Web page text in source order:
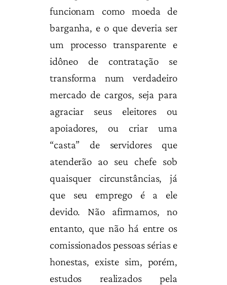
funcionam como moeda de
barganha, e o que deveria ser
um processo transparente e
idôneo de contratação se
transforma num verdadeiro
mercado de cargos, seja para
agraciar seus eleitores ou
apoiadores, ou criar uma
“casta” de servidores que
atenderão ao seu chefe sob
quaisquer circunstâncias, já
que seu emprego é a ele
devido. Não afirmamos, no
entanto, que não há entre os
comissionados pessoas sérias e
honestas, existe sim, porém,
estudos realizados pela